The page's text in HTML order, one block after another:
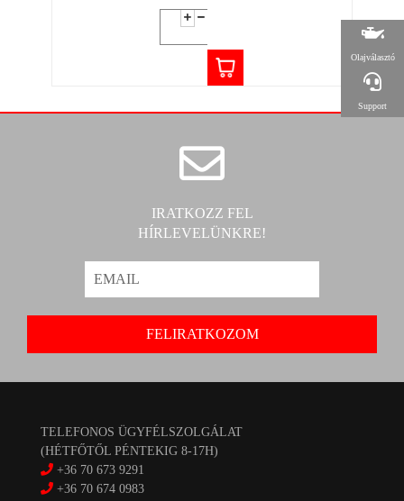
IRATKOZZ FEL
HÍRLEVELÜNKRE!
TELEFONOS ÜGYFÉLSZOLGÁLAT
(HÉTFŐTŐL PÉNTEKIG 8-17H)
+36 70 673 9291
+36 70 674 0983
Olajválasztó
Support